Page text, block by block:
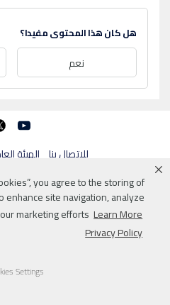
you agree to the storing of
enhance site navigation, analyze
marketing efforts Learn More
Privacy Policy
Settings
هل كان هذا المحتوى مفيدا؟
نعم
youtube
الهيئة للاتصال بنا
© 2026 QNB